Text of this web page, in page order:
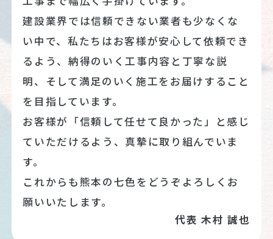
建設業界では信頼できない業者も少なくな
い中で、私たちはお客様が安心して依頼でき
るよう、納得のいく工事内容と丁寧な説
明、そして満足のいく施工をお届けすること
を目指しています。
お客様が「信頼して任せて良かった」と感じ
ていただけるよう、真摯に取り組んでいま
す。
これからも熊本の七色をどうぞよろしくお
願いいたします。
代表 木村 誠也